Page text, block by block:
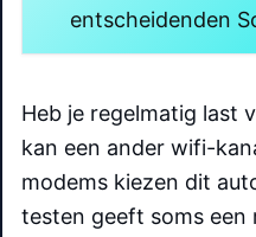
entscheidenden
Heb je regelmatig last
kan een ander wifi-
modems kiezen dit
testen geeft soms een